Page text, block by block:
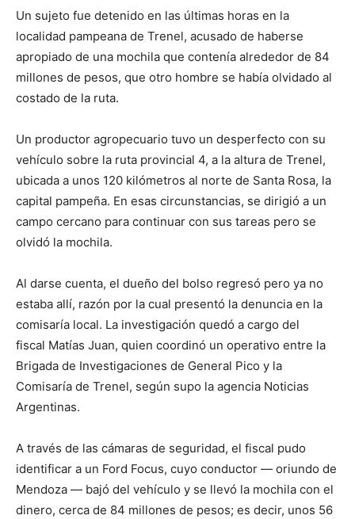
Un sujeto fue detenido en las últimas horas en la
localidad pampeana de Trenel, acusado de haberse
apropiado de una mochila que contenía alrededor de 84
millones de pesos, que otro hombre se había olvidado al
costado de la ruta.
Un productor agropecuario tuvo un desperfecto con su
vehículo sobre la ruta provincial 4, a la altura de Trenel,
ubicada a unos 120 kilómetros al norte de Santa Rosa, la
capital pampeña. En esas circunstancias, se dirigió a un
campo cercano para continuar con sus tareas pero se
olvidó la mochila.
Al darse cuenta, el dueño del bolso regresó pero ya no
estaba allí, razón por la cual presentó la denuncia en la
comisaría local. La investigación quedó a cargo del
fiscal Matías Juan, quien coordinó un operativo entre la
Brigada de Investigaciones de General Pico y la
Comisaría de Trenel, según supo la agencia Noticias
Argentinas.
A través de las cámaras de seguridad, el fiscal pudo
identificar a un Ford Focus, cuyo conductor — oriundo de
Mendoza — bajó del vehículo y se llevó la mochila con el
dinero, cerca de 84 millones de pesos; es decir, unos 56